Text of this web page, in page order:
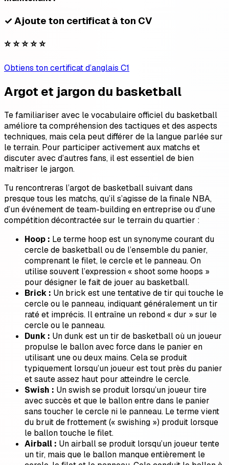
✓ Ajoute ton certificat à ton CV
⭐ ⭐ ⭐ ⭐ ⭐
Obtiens ton certificat d’anglais C1
Argot et jargon du basketball
Te familiariser avec le vocabulaire officiel du basketball
améliore ta compréhension des tactiques et des aspects
techniques, mais cela peut différer de la langue parlée sur
le terrain. Pour participer activement aux matchs et
discuter avec d’autres fans, il est essentiel de bien
maîtriser le jargon.
Tu rencontreras l’argot de basketball suivant dans
presque tous les matchs, qu’il s’agisse de la finale NBA,
d’un événement de team-building en entreprise ou d’une
compétition décontractée sur le terrain du quartier :
Hoop : Le terme hoop est un synonyme courant du
cercle de basketball ou de l’ensemble du panier,
comprenant le filet, le cercle et le panneau. On
utilise souvent l’expression « shoot some hoops »
pour désigner le fait de jouer au basketball.
Brick : Un brick est une tentative de tir qui touche le
cercle ou le panneau, indiquant généralement un tir
raté et imprécis. Il entraîne un rebond « dur » sur le
cercle ou le panneau.
Dunk : Un dunk est un tir de basketball où un joueur
propulse le ballon avec force dans le panier en
utilisant une ou deux mains. Cela se produit
typiquement lorsqu’un joueur est tout près du panier
et saute assez haut pour atteindre le cercle.
Swish : Un swish se produit lorsqu’un joueur tire
avec succès et que le ballon entre dans le panier
sans toucher le cercle ni le panneau. Le terme vient
du bruit de frottement (« swishing ») produit lorsque
le ballon touche le filet.
Airball : Un airball se produit lorsqu’un joueur tente
un tir, mais que le ballon manque entièrement le